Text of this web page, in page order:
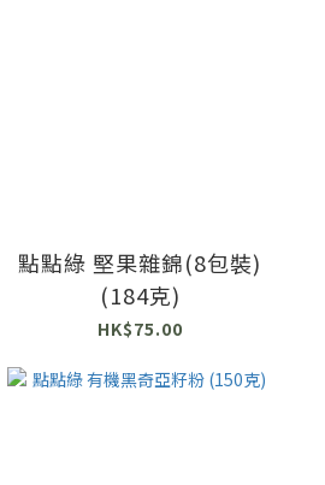
點點綠 堅果雜錦(8包裝)
(184克)
HK$75.00